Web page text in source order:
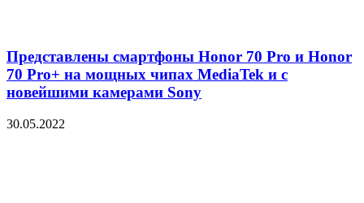
Представлены смартфоны Honor 70 Pro и Honor
70 Pro+ на мощных чипах MediaTek и с
новейшими камерами Sony
30.05.2022